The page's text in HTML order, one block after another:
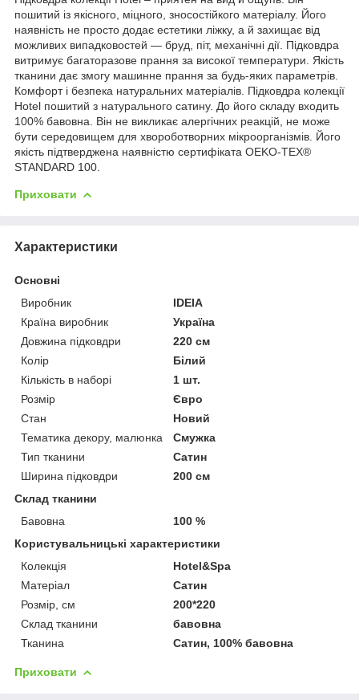
пошитий із якісного, міцного, зносостійкого матеріалу. Його
наявність не просто додає естетики ліжку, а й захищає від
можливих випадковостей — бруд, піт, механічні дії. Підковдра
витримує багаторазове прання за високої температури. Якість
тканини дає змогу машинне прання за будь-яких параметрів.
Комфорт і безпека натуральних матеріалів. Підковдра колекції
Hotel пошитий з натурального сатину. До його складу входить
100% бавовна. Він не викликає алергічних реакцій, не може
бути середовищем для хвороботворних мікроорганізмів. Його
якість підтверджена наявністю сертифіката OEKO-TEX®
STANDARD 100.
Приховати
Характеристики
Основні
Виробник
IDEIA
Країна виробник
Україна
Довжина підковдри
220 см
Колір
Білий
Кількість в наборі
1 шт.
Розмір
Євро
Стан
Новий
Тематика декору, малюнка
Смужка
Тип тканини
Сатин
Ширина підковдри
200 см
Склад тканини
Бавовна
100 %
Користувальницькі характеристики
Колекція
Hotel&Spa
Матеріал
Сатин
Розмір, см
200*220
Склад тканини
бавовна
Тканина
Сатин, 100% бавовна
Приховати